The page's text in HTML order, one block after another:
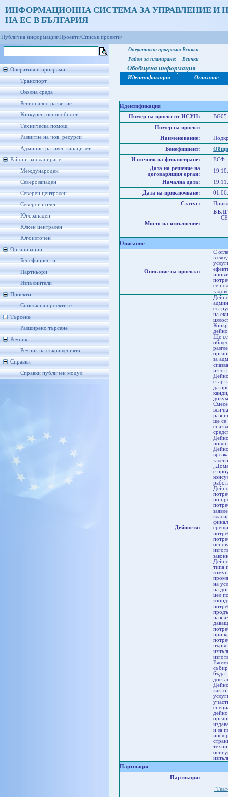
ИНФОРМАЦИОННА СИСТЕМА ЗА УПРАВЛЕНИЕ И
НА ЕС В БЪЛГАРИЯ
Публична информация/Проекти/Списък проекти/
Оперативни програми
Транспорт
Околна среда
Регионално развитие
Конкурентоспособност
Техническа помощ
Развитие на чов. ресурси
Административен капацитет
Райони за планиране
Международен
Северозападен
Северен централен
Североизточен
Югозападен
Южен централен
Югоизточен
Организации
Бенефициенти
Партньори
Изпълнители
Проекти
Списък на проектите
Търсене
Разширено търсене
Речник
Речник на съкращенията
Справки
Справки публичен модул
Оперативна програма: Всички
Район за планиране:
Всички
Обобщена информация
Идентификация Описание
Идентификация
Номер на проект от ИСУН:
Номер на проект:
---
Наименование:
Бенефициент:
Източник на финансиране:
ЕСФ
Дата на решение на
договарящия орган:
Начална дата:
Дата на приключване:
Статус:
Място на изпълнение:
Описание
Описание на проекта:
С
в
се
Дейности:
на
Ще се
за
да
ще се
с
по
типа
на
на
цел
при
и за
Партньори
Партньори: